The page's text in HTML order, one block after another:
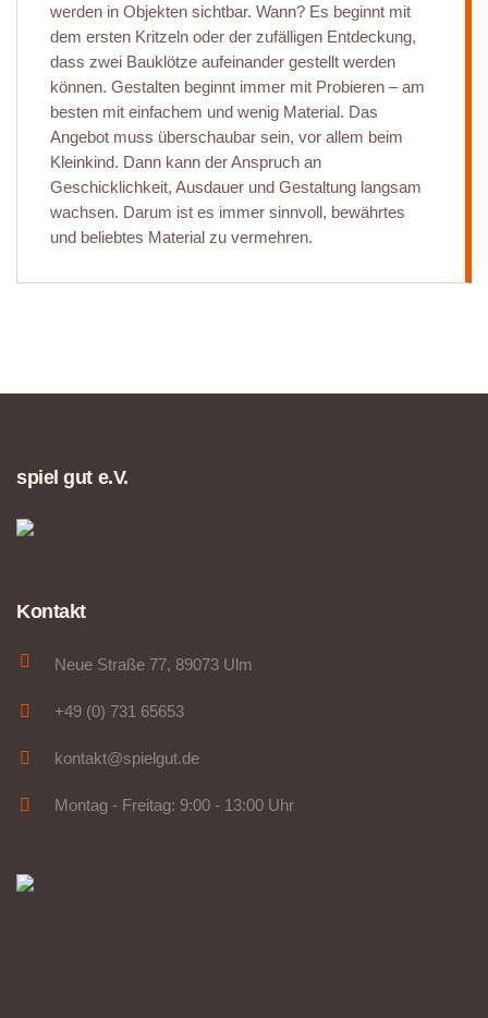
werden in Objekten sichtbar. Wann? Es beginnt mit
dem ersten Kritzeln oder der zufälligen Entdeckung,
dass zwei Bauklötze aufeinander gestellt werden
können. Gestalten beginnt immer mit Probieren – am
besten mit einfachem und wenig Material. Das
Angebot muss überschaubar sein, vor allem beim
Kleinkind. Dann kann der Anspruch an
Geschicklichkeit, Ausdauer und Gestaltung langsam
wachsen. Darum ist es immer sinnvoll, bewährtes
und beliebtes Material zu vermehren.
spiel gut e.V.
Kontakt
Neue Straße 77, 89073 Ulm
+49 (0) 731 65653
kontakt@spielgut.de
Montag - Freitag: 9:00 - 13:00 Uhr